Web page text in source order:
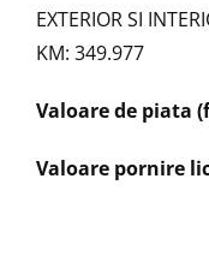
EXTERIOR SI
KM: 349.977
Valoare de piata
Valoare pornire